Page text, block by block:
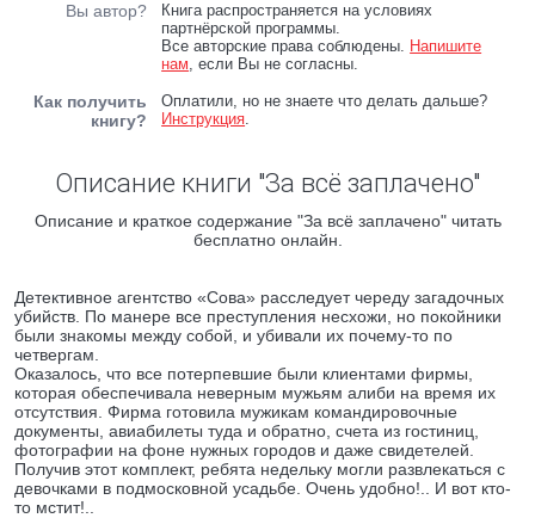
Вы автор?
Книга распространяется на условиях
партнёрской программы.
Все авторские права соблюдены. Напишите
нам, если Вы не согласны.
Как получить
книгу?
Оплатили, но не знаете что делать дальше?
Инструкция.
Описание книги "За всё заплачено"
Описание и краткое содержание "За всё заплачено" читать
бесплатно онлайн.
Детективное агентство «Сова» расследует череду загадочных
убийств. По манере все преступления несхожи, но покойники
были знакомы между собой, и убивали их почему-то по
четвергам.
Оказалось, что все потерпевшие были клиентами фирмы,
которая обеспечивала неверным мужьям алиби на время их
отсутствия. Фирма готовила мужикам командировочные
документы, авиабилеты туда и обратно, счета из гостиниц,
фотографии на фоне нужных городов и даже свидетелей.
Получив этот комплект, ребята недельку могли развлекаться с
девочками в подмосковной усадьбе. Очень удобно!.. И вот кто-
то мстит!..